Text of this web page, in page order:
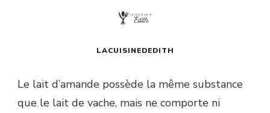
LACUISINEDEDITH
Le lait d’amande possède la même substance
que le lait de vache, mais ne comporte ni